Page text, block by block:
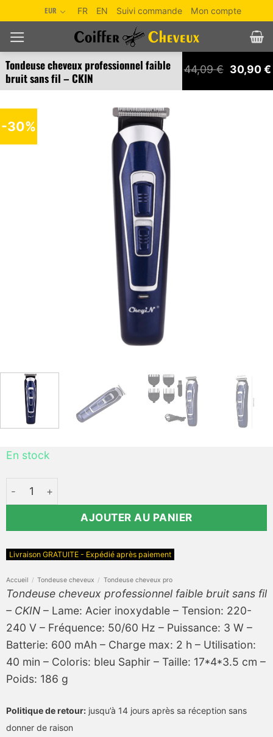
au
contenu
EUR FR EN Suivi commande Mon compte
Tondeuse cheveux professionnel faible
bruit sans fil – CKIN
44,09€ Le
prix
initial
30,90€
-30%
Accueil / Tondeuse cheveux / Tondeuse cheveux pro
Tondeuse cheveux professionnel faible bruit sans fil
– CKIN – Lame: Acier inoxydable – Tension: 220-
240 V – Fréquence: 50/60 Hz – Puissance: 3 W –
Batterie: 600 mAh – Charge max: 2 h – Utilisation:
40 min – Coloris: bleu Saphir – Taille: 17*4*3.5 cm –
Poids: 186 g
En stock
quantité de Tondeuse cheveux professionnel faible bruit
AJOUTER AU PANIER
Livraison GRATUITE - Expédié après paiement
Politique de retour: jusqu’à 14 jours après sa réception sans
donner de raison